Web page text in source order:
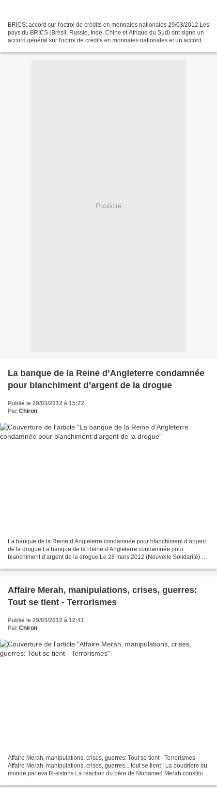
BRICS: accord sur l'octroi de crédits en monnaies nationales 29/03/2012 Les
pays du BRICS (Brésil, Russie, Inde, Chine et Afrique du Sud) ont signé un
accord général sur l'octroi de crédits en monnaies nationales et un accord
Publicité
La banque de la Reine d’Angleterre condamnée
pour blanchiment d’argent de la drogue
Publié le 29/03/2012 à 15:22
Par Chiron
La banque de la Reine d’Angleterre condamnée pour blanchiment d’argent
de la drogue La banque de la Reine d’Angleterre condamnée pour
blanchiment d’argent de la drogue Le 28 mars 2012 (Nouvelle Solidarité) –
Affaire Merah, manipulations, crises, guerres:
Tout se tient - Terrorismes
Publié le 29/03/2012 à 12:41
Par Chiron
Affaire Merah, manipulations, crises, guerres: Tout se tient - Terrorismes
Affaire Merah, manipulations, crises, guerres... tout se tient ! La poudrière du
monde par eva R-sistons La réaction du père de Mohamed Merah constitue